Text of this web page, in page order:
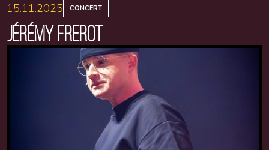
15.11.2025 CONCERT
JÉRÉMY FREROT